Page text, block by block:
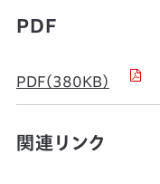
PDF
PDF（380KB）
関連リンク